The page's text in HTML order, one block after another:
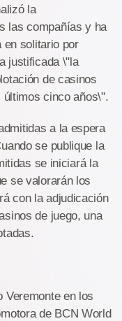
la
las compañías y ha
en solitario por
justificada \"la
de casinos
cinco años\".
a la espera
se publique la
se iniciará la
se valorarán los
con la adjudicación
de juego, una
Veremonte en los
de BCN World